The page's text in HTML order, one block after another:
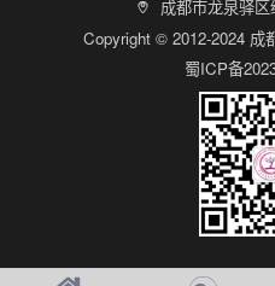

成都市龙泉驿
Copyright © 2012-2024
蜀ICP备